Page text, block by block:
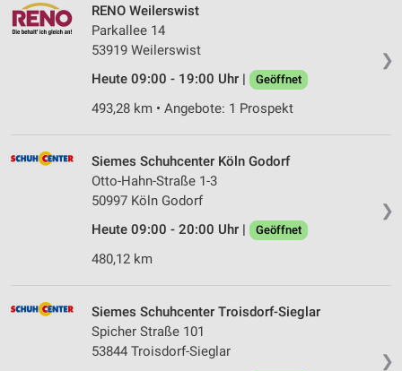
❯
RENO Weilerswist
Parkallee 14
53919 Weilerswist
Heute 09:00 - 19:00 Uhr |
Geöffnet
493,28 km • Angebote: 1 Prospekt
❯
Siemes Schuhcenter Köln Godorf
Otto-Hahn-Straße 1-3
50997 Köln Godorf
Heute 09:00 - 20:00 Uhr |
Geöffnet
480,12 km
❯
Siemes Schuhcenter Troisdorf-Sieglar
Spicher Straße 101
53844 Troisdorf-Sieglar